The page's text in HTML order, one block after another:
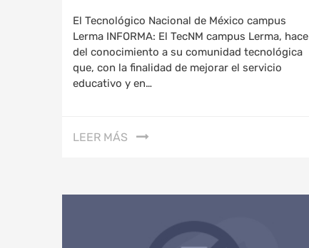
El Tecnológico Nacional de México campus
Lerma INFORMA: El TecNM campus Lerma, hace
del conocimiento a su comunidad tecnológica
que, con la finalidad de mejorar el servicio
educativo y en…
LEER MÁS